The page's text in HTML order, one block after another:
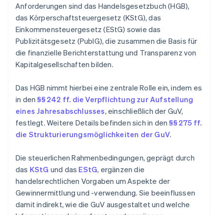
Anforderungen sind das Handelsgesetzbuch (HGB),
das Körperschaftsteuergesetz (KStG), das
Einkommensteuergesetz (EStG) sowie das
Publizitätsgesetz (PublG), die zusammen die Basis für
die finanzielle Berichterstattung und Transparenz von
Kapitalgesellschaften bilden.
Das HGB nimmt hierbei eine zentrale Rolle ein, indem es
in den§§ 242 ff. die Verpflichtung zur Aufstellung
eines Jahresabschlusses, einschließlich der GuV,
festlegt. Weitere Details befinden sich in den§§ 275 ff.
die Strukturierungsmöglichkeiten der GuV.
Die steuerlichen Rahmenbedingungen, geprägt durch
das KStG und das EStG, ergänzen die
handelsrechtlichen Vorgaben um Aspekte der
Gewinnermittlung und -verwendung. Sie beeinflussen
damit indirekt, wie die GuV ausgestaltet und welche